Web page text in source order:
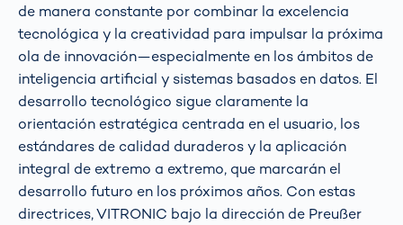
de manera constante por combinar la excelencia
tecnológica y la creatividad para impulsar la próxima
ola de innovación—especialmente en los ámbitos de
inteligencia artificial y sistemas basados en datos. El
desarrollo tecnológico sigue claramente la
orientación estratégica centrada en el usuario, los
estándares de calidad duraderos y la aplicación
integral de extremo a extremo, que marcarán el
desarrollo futuro en los próximos años. Con estas
directrices, VITRONIC bajo la dirección de Preußer